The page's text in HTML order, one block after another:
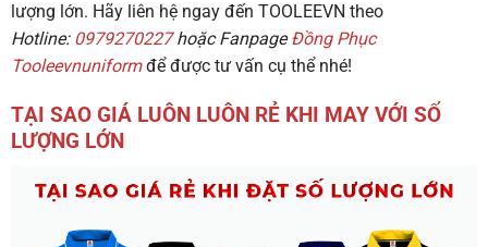
lượng lớn. Hãy liên hệ ngay đến TOOLEEVN theo
Hotline: 0979270227hoặc FanpageĐồng Phục
Tooleevnuniformđể được tư vấn cụ thể nhé!
TẠI SAO GIÁ LUÔN LUÔN RẺ KHI MAY VỚI SỐ
LƯỢNG LỚN